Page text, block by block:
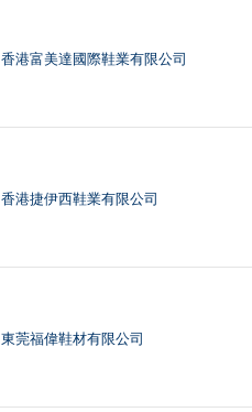
香港富美達國際鞋業有限公司
香港捷伊西鞋業有限公司
東莞福偉鞋材有限公司